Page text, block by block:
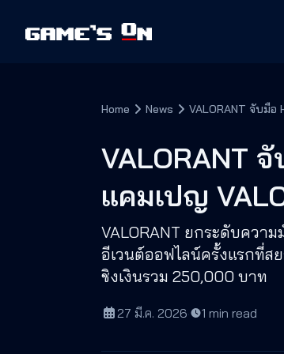
Home News VALORANT จับมือ
VALORANT
แคมเปญ
VALORANT ยกระดับควา
อีเวนต์ออฟไลน์ครั้งแรกที่ส
ชิงเงินรวม 250,000 บาท
27 มี.ค. 2026· 1 min read